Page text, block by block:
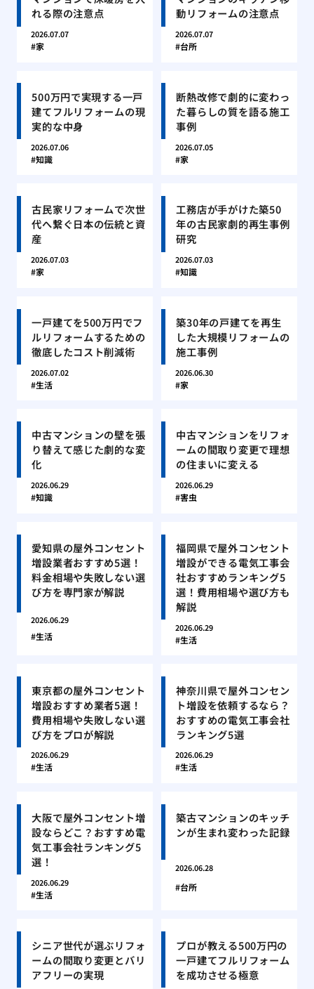
れる際の注意点
2026.07.07
家
動リフォームの注意点
2026.07.07
台所
500万円で実現する一戸
建てフルリフォームの現
実的な中身
2026.07.06
知識
断熱改修で劇的に変わっ
た暮らしの質を語る施工
事例
2026.07.05
家
古民家リフォームで次世
代へ繋ぐ日本の伝統と資
産
2026.07.03
家
工務店が手がけた築50
年の古民家劇的再生事例
研究
2026.07.03
知識
一戸建てを500万円でフ
ルリフォームするための
徹底したコスト削減術
2026.07.02
生活
築30年の戸建てを再生
した大規模リフォームの
施工事例
2026.06.30
家
中古マンションの壁を張
り替えて感じた劇的な変
化
2026.06.29
知識
中古マンションをリフォ
ームの間取り変更で理想
の住まいに変える
2026.06.29
害虫
愛知県の屋外コンセント
増設業者おすすめ5選！
料金相場や失敗しない選
び方を専門家が解説
2026.06.29
生活
福岡県で屋外コンセント
増設ができる電気工事会
社おすすめランキング5
選！費用相場や選び方も
解説
2026.06.29
生活
東京都の屋外コンセント
増設おすすめ業者5選！
費用相場や失敗しない選
び方をプロが解説
2026.06.29
生活
神奈川県で屋外コンセン
ト増設を依頼するなら？
おすすめの電気工事会社
ランキング5選
2026.06.29
生活
大阪で屋外コンセント増
設ならどこ？おすすめ電
気工事会社ランキング5
選！
2026.06.29
生活
築古マンションのキッチ
ンが生まれ変わった記録
2026.06.28
台所
シニア世代が選ぶリフォ
ームの間取り変更とバリ
アフリーの実現
プロが教える500万円の
一戸建てフルリフォーム
を成功させる極意